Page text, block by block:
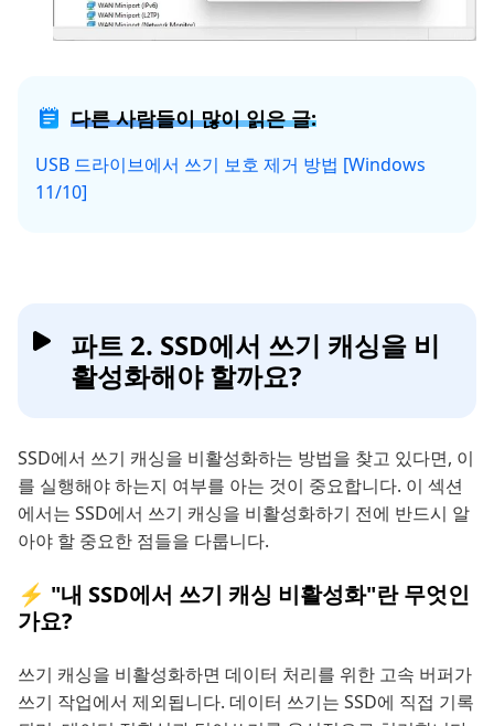
다른 사람들이 많이 읽은 글:
USB 드라이브에서 쓰기 보호 제거 방법 [Windows
11/10]
파트 2. SSD에서 쓰기 캐싱을 비
활성화해야 할까요?
SSD에서 쓰기 캐싱을 비활성화하는 방법을 찾고 있다면, 이
를 실행해야 하는지 여부를 아는 것이 중요합니다. 이 섹션
에서는 SSD에서 쓰기 캐싱을 비활성화하기 전에 반드시 알
아야 할 중요한 점들을 다룹니다.
⚡ "내 SSD에서 쓰기 캐싱 비활성화"란 무엇인
가요?
쓰기 캐싱을 비활성화하면 데이터 처리를 위한 고속 버퍼가
쓰기 작업에서 제외됩니다. 데이터 쓰기는 SSD에 직접 기록